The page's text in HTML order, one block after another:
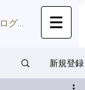
ログイン
新規登録